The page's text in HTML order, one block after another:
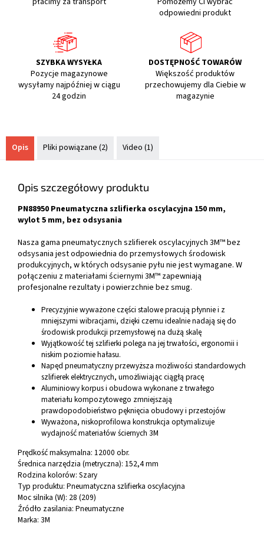
odpowiedni produkt
SZYBKA WYSYŁKA
Pozycje magazynowe
wysyłamy najpóźniej w ciągu
24 godzin
DOSTĘPNOŚĆ TOWARÓW
Większość produktów
przechowujemy dla Ciebie w
magazynie
Opis Pliki powiązane (2) Video (1)
Opis szczegółowy produktu
PN88950 Pneumatyczna szlifierka oscylacyjna 150 mm,
wylot 5 mm, bez odsysania
Nasza gama pneumatycznych szlifierek oscylacyjnych 3M™ bez
odsysania jest odpowiednia do przemysłowych środowisk
produkcyjnych, w których odsysanie pyłu nie jest wymagane. W
połączeniu z materiałami ściernymi 3M™ zapewniają
profesjonalne rezultaty i powierzchnie bez smug.
Precyzyjnie wyważone części stalowe pracują płynnie i z
mniejszymi wibracjami, dzięki czemu idealnie nadają się do
środowisk produkcji przemysłowej na dużą skalę
Wyjątkowość tej szlifierki polega na jej trwałości, ergonomii i
niskim poziomie hałasu.
Napęd pneumatyczny przewyższa możliwości standardowych
szlifierek elektrycznych, umożliwiając ciągłą pracę
Aluminiowy korpus i obudowa wykonane z trwałego
materiału kompozytowego zmniejszają
prawdopodobieństwo pęknięcia obudowy i przestojów
Wyważona, niskoprofilowa konstrukcja optymalizuje
wydajność materiałów ściernych 3M
Prędkość maksymalna: 12000 obr.
Średnica narzędzia (metryczna): 152,4 mm
Rodzina kolorów: Szary
Typ produktu: Pneumatyczna szlifierka oscylacyjna
Moc silnika (W): 28 (209)
Źródło zasilania: Pneumatyczne
Marka: 3M